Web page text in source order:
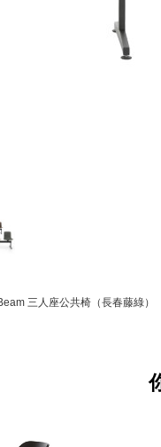
三人座公共椅（長春藤綠）